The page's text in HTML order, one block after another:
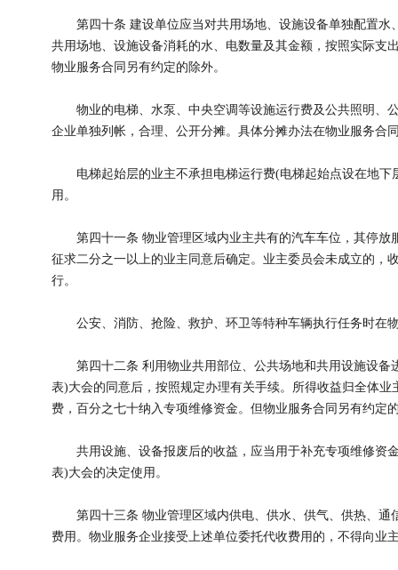
第四十条 建设单位应当对共用场地、设施设备单独配置水
共用场地、设施设备消耗的水、电数量及其金额，按照实际支
物业服务合同另有约定的除外。
物业的电梯、水泵、中央空调等设施运行费及公共照明、
企业单独列帐，合理、公开分摊。具体分摊办法在物业服务合
电梯起始层的业主不承担电梯运行费(电梯起始点设在地下
用。
第四十一条 物业管理区域内业主共有的汽车车位，其停放
征求二分之一以上的业主同意后确定。业主委员会未成立的，
行。
公安、消防、抢险、救护、环卫等特种车辆执行任务时在
第四十二条 利用物业共用部位、公共场地和共用设施设备
表)大会的同意后，按照规定办理有关手续。所得收益归全体
费，百分之七十纳入专项维修资金。但物业服务合同另有约定
共用设施、设备报废后的收益，应当用于补充专项维修资
表)大会的决定使用。
第四十三条 物业管理区域内供电、供水、供气、供热、通
费用。物业服务企业接受上述单位委托代收费用的，不得向业